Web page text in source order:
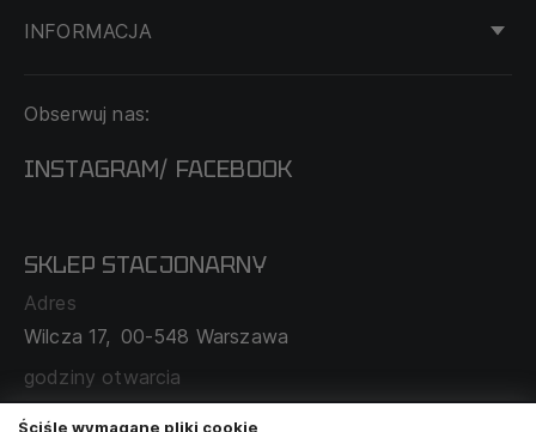
INFORMACJA
DOSTAWA I PŁATNOŚĆ
O NAS
MAPA SERWISU
ZAMÓWIENIA KORPORACYJNE
WSPÓŁPRACA Z PARTNERAMI
Obserwuj nas:
INSTAGRAM/ FACEBOOK
SKLEP STACJONARNY
Adres
Wilcza 17, 00-548 Warszawa
godziny otwarcia
poniedziałek - sobota: 11:00 - 19:00
Ściśle wymagane pliki cookie